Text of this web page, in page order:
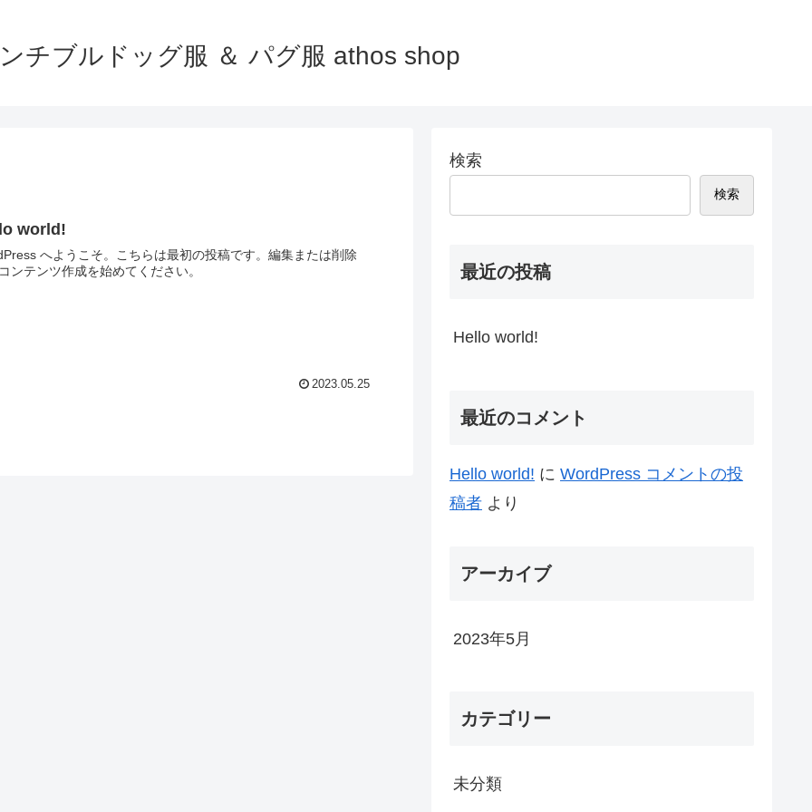
チブルドッグ服 ＆ パグ服 athos shop
world!
へようこそ。こちらは最初の投稿です。編集または削除
ンテンツ作成を始めてください。
2023.05.25
検索
検索
最近の投稿
Hello world!
最近のコメント
Hello world! に WordPress コメントの投
稿者 より
アーカイブ
2023年5月
カテゴリー
未分類